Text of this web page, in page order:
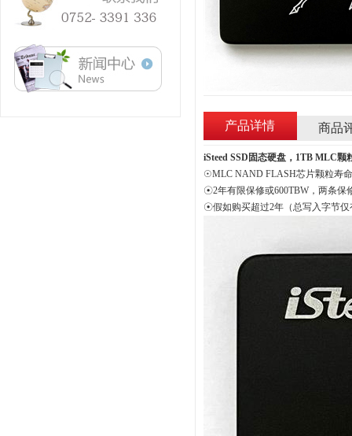
产品详情 商品
iSteed SSD固态硬盘，1TB MLC颗
☉MLC NAND FLASH芯片颗粒寿
☉2年有限保修或600TBW，两条保
☉假如购买超过2年（总写入字节仅